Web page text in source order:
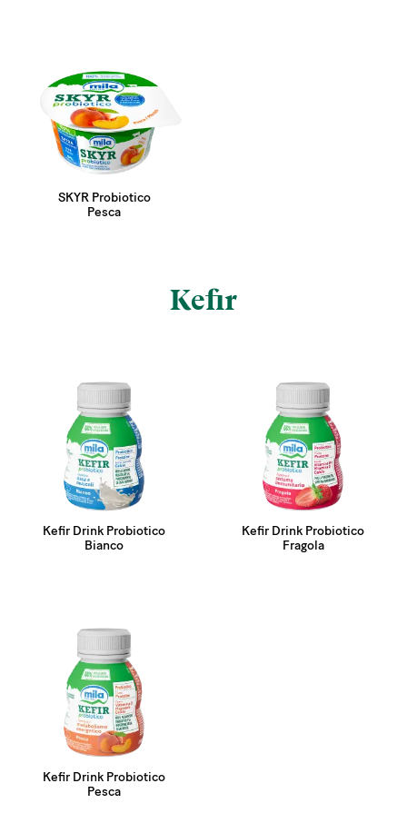
SKYR Probiotico
Pesca
Kefir
Kefir Drink Probiotico
Bianco
Kefir Drink Probiotico
Fragola
Kefir Drink Probiotico
Pesca